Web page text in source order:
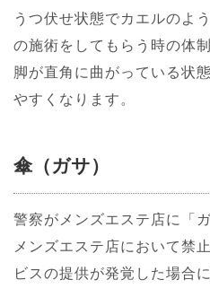
うつ伏せ状態でカエルのよ
の施術をしてもらう時の体制
脚が直角に曲がっている状
やすくなります。
傘（ガサ）
警察がメンズエステ店に「
メンズエステ店において禁
ビスの提供が発覚した場合